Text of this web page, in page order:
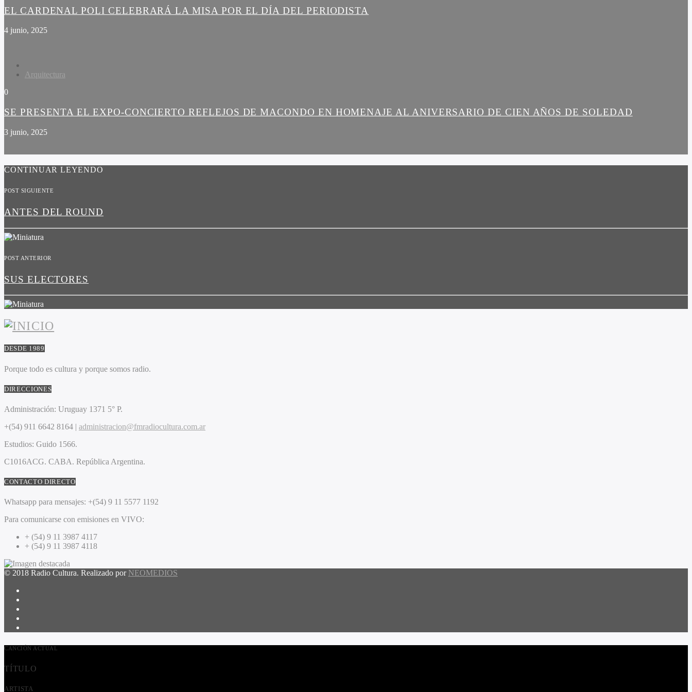
EL CARDENAL POLI CELEBRARÁ LA MISA POR EL DÍA DEL PERIODISTA
4 junio, 2025
Arquitectura
0
SE PRESENTA EL EXPO-CONCIERTO REFLEJOS DE MACONDO EN HOMENAJE AL ANIVERSARIO DE CIEN AÑOS DE SOLEDAD
3 junio, 2025
CONTINUAR LEYENDO
POST SIGUIENTE
ANTES DEL ROUND
POST ANTERIOR
SUS ELECTORES
DESDE 1989
Porque todo es cultura y porque somos radio.
DIRECCIONES
Administración: Uruguay 1371 5° P.
+(54) 911 6642 8164 | administracion@fmradiocultura.com.ar
Estudios: Guido 1566.
C1016ACG. CABA. República Argentina.
CONTACTO DIRECTO
Whatsapp para mensajes: +(54) 9 11 5577 1192
Para comunicarse con emisiones en VIVO:
+ (54) 9 11 3987 4117
+ (54) 9 11 3987 4118
© 2018 Radio Cultura. Realizado por NEOMEDIOS
CANCIÓN ACTUAL
TÍTULO
ARTISTA